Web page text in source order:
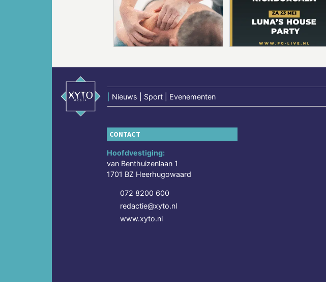
Nieuws | Sport | Evenementen
CONTACT
Hoofdvestiging:
van Benthuizenlaan 1
1701 BZ Heerhugowaard
072 8200 600
redactie@xyto.nl
www.xyto.nl